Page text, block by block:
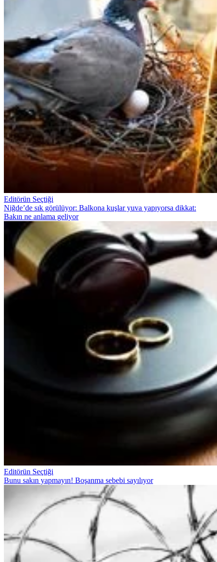
Editörün Seçtiği
Niğde’de sık görülüyor: Balkona kuşlar yuva yapıyorsa dikkat:
Bakın ne anlama geliyor
Editörün Seçtiği
Bunu sakın yapmayın! Boşanma sebebi sayılıyor